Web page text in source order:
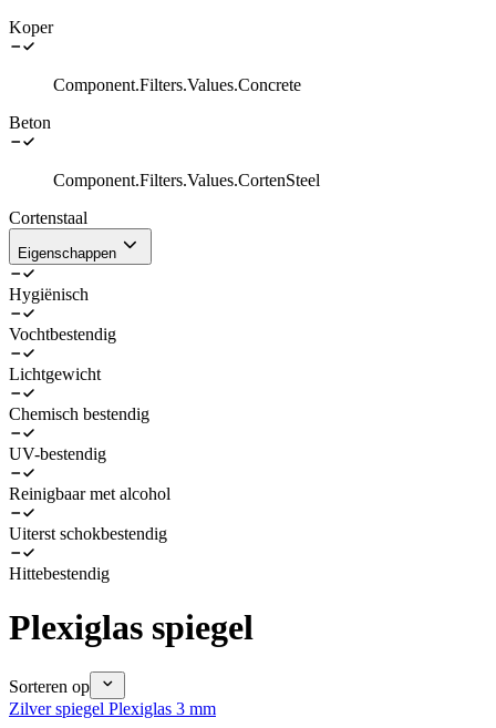
Koper
Component.Filters.Values.Concrete
Beton
Component.Filters.Values.CortenSteel
Cortenstaal
Eigenschappen
Hygiënisch
Vochtbestendig
Lichtgewicht
Chemisch bestendig
UV-bestendig
Reinigbaar met alcohol
Uiterst schokbestendig
Hittebestendig
Plexiglas spiegel
Sorteren op
Zilver spiegel Plexiglas 3 mm